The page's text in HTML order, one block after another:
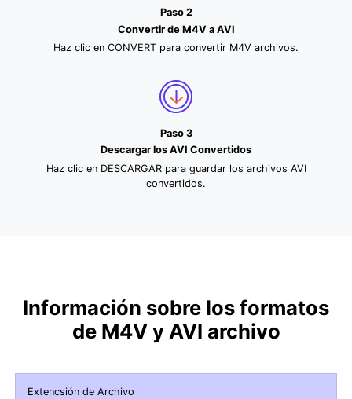
Paso 2
Convertir de M4V a AVI
Haz clic en CONVERT para convertir M4V archivos.
Paso 3
Descargar los AVI Convertidos
Haz clic en DESCARGAR para guardar los archivos AVI
convertidos.
Información sobre los formatos
de M4V y AVI archivo
Extencsión de Archivo